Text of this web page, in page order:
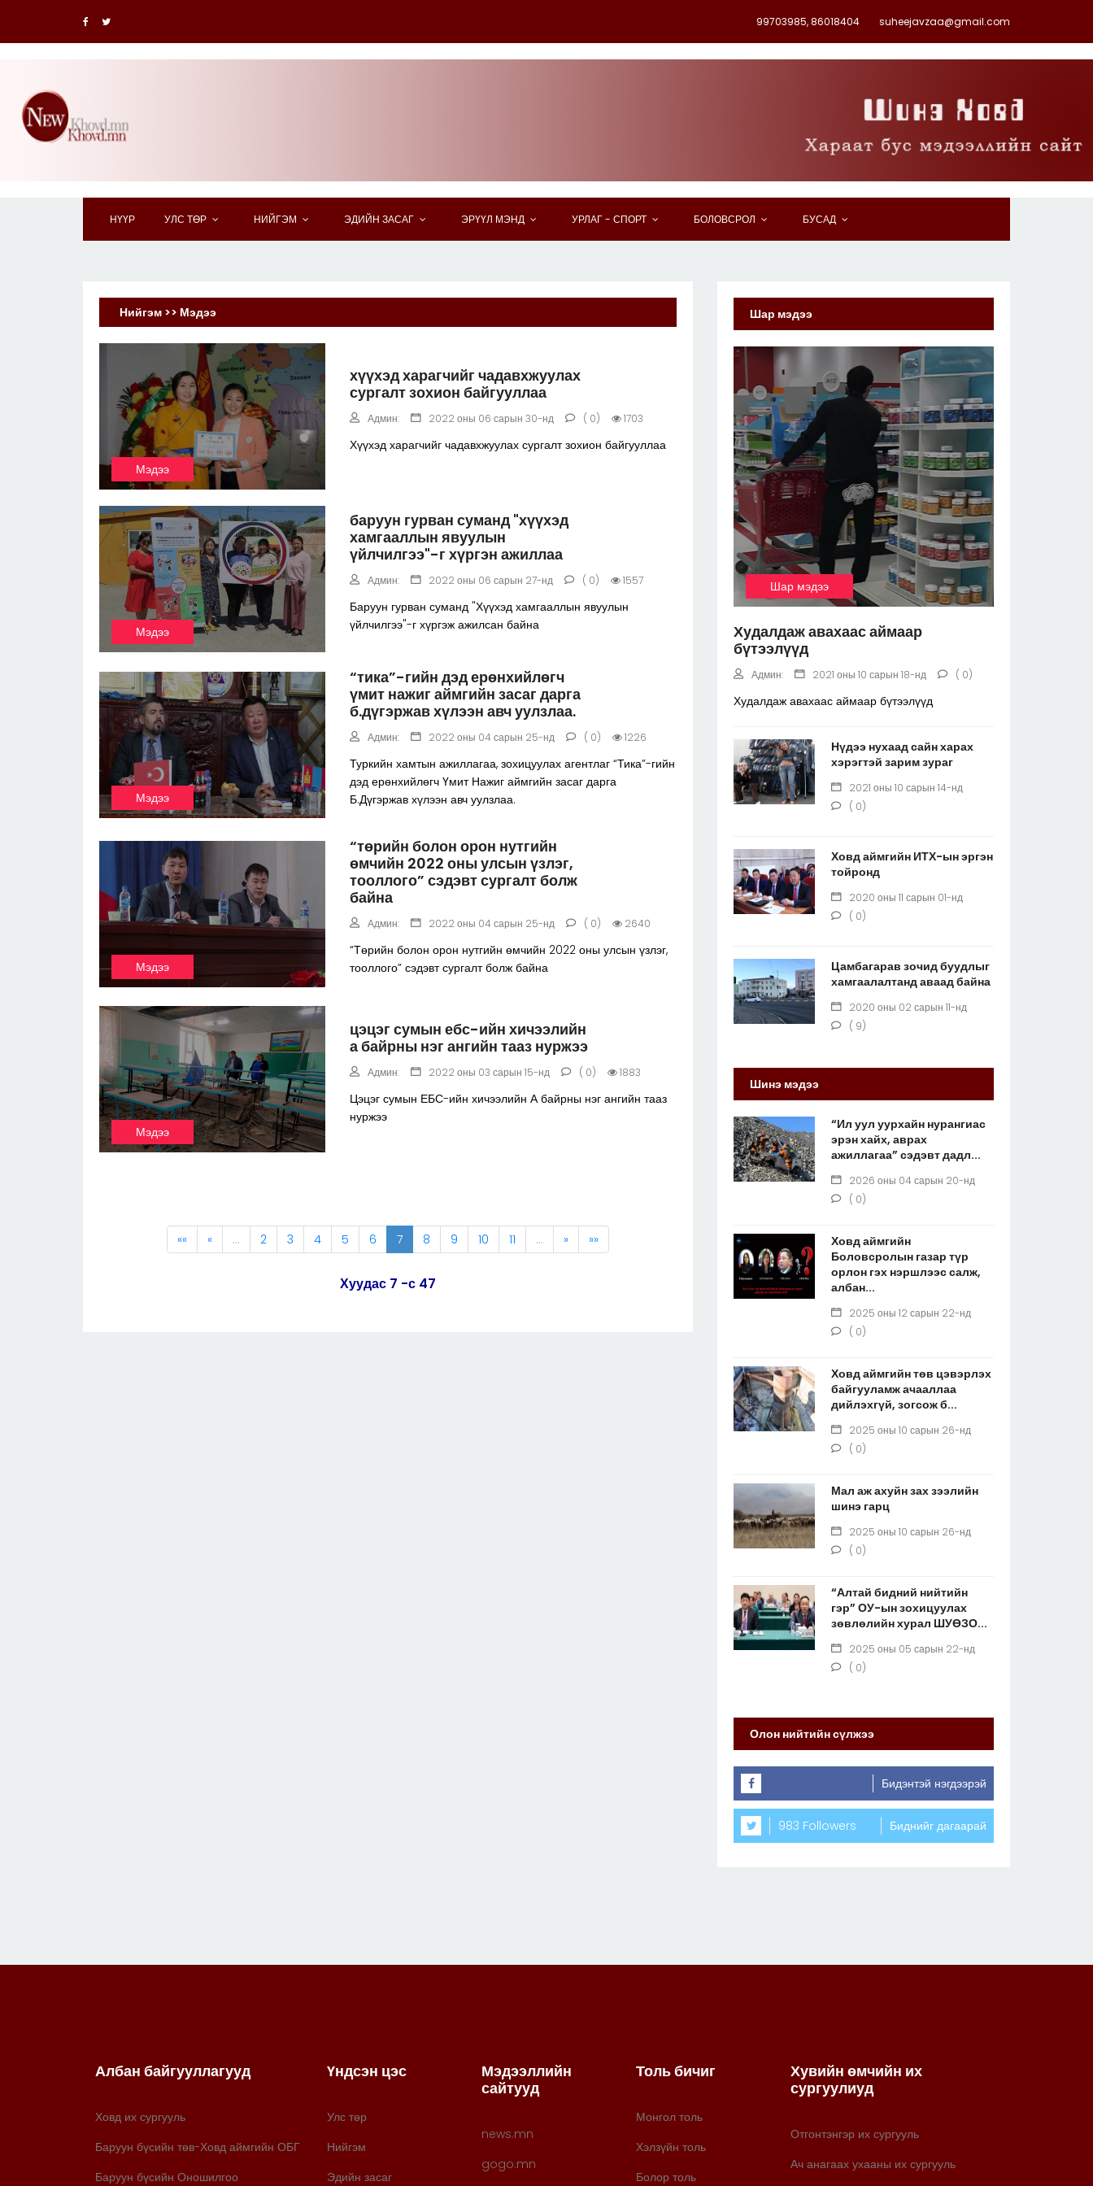
99703985, 86018404 suheejavzaa@gmail.com
НҮҮР УЛС ТӨР НИЙГЭМ ЭДИЙН ЗАСАГ ЭРҮҮЛ МЭНД УРЛАГ - СПОРТ БОЛОВСРОЛ БУСАД
Нийгэм >> Мэдээ
Мэдээ
хүүхэд харагчийг чадавхжуулах
сургалт зохион байгууллаа
Админ: 2022 оны 06 сарын 30-нд ( 0) 1703
Хүүхэд харагчийг чадавхжуулах сургалт зохион байгууллаа
Мэдээ
баруун гурван суманд "хүүхэд
хамгааллын явуулын
үйлчилгээ"-г хүргэн ажиллаа
Админ: 2022 оны 06 сарын 27-нд ( 0) 1557
Баруун гурван суманд "Хүүхэд хамгааллын явуулын
үйлчилгээ"-г хүргэж ажилсан байна
Мэдээ
“тика”-гийн дэд ерөнхийлөгч
үмит нажиг аймгийн засаг дарга
б.дүгэржав хүлээн авч уулзлаа.
Админ: 2022 оны 04 сарын 25-нд ( 0) 1226
Туркийн хамтын ажиллагаа, зохицуулах агентлаг “Тика”-гийн
дэд ерөнхийлөгч Үмит Нажиг аймгийн засаг дарга
Б.Дүгэржав хүлээн авч уулзлаа.
Мэдээ
“төрийн болон орон нутгийн
өмчийн 2022 оны улсын үзлэг,
тооллого” сэдэвт сургалт болж
байна
Админ: 2022 оны 04 сарын 25-нд ( 0) 2640
“Төрийн болон орон нутгийн өмчийн 2022 оны улсын үзлэг,
тооллого” сэдэвт сургалт болж байна
Мэдээ
цэцэг сумын ебс-ийн хичээлийн
а байрны нэг ангийн тааз нуржээ
Админ: 2022 оны 03 сарын 15-нд ( 0) 1883
Цэцэг сумын ЕБС-ийн хичээлийн А байрны нэг ангийн тааз
нуржээ
«« « … 2 3 4 5 6 7 8 9 10 11 … » »»
Хуудас 7 -с 47
Шар мэдээ
Шар мэдээ
Худалдаж авахаас аймаар
бүтээлүүд
Админ: 2021 оны 10 сарын 18-нд ( 0)
Худалдаж авахаас аймаар бүтээлүүд
Нүдээ нухаад сайн харах
хэрэгтэй зарим зураг
2021 оны 10 сарын 14-нд
( 0)
Ховд аймгийн ИТХ-ын эргэн
тойронд
2020 оны 11 сарын 01-нд
( 0)
Цамбагарав зочид буудлыг
хамгаалалтанд аваад байна
2020 оны 02 сарын 11-нд
( 9)
Шинэ мэдээ
“Ил уул уурхайн нурангиас
эрэн хайх, аврах
ажиллагаа” сэдэвт дадл...
2026 оны 04 сарын 20-нд
( 0)
Ховд аймгийн
Боловсролын газар түр
орлон гэх нэршлээс салж,
албан...
2025 оны 12 сарын 22-нд
( 0)
Ховд аймгийн төв цэвэрлэх
байгууламж ачааллаа
дийлэхгүй, зогсож б...
2025 оны 10 сарын 26-нд
( 0)
Мал аж ахуйн зах зээлийн
шинэ гарц
2025 оны 10 сарын 26-нд
( 0)
“Алтай бидний нийтийн
гэр” ОУ-ын зохицуулах
зөвлөлийн хурал ШУӨЗО...
2025 оны 05 сарын 22-нд
( 0)
Олон нийтийн сүлжээ
Бидэнтэй нэгдээрэй
983 Followers Биднийг дагаарай
Албан байгууллагууд
Ховд их сургууль
Баруун бүсийн төв-Ховд аймгийн ОБГ
Баруун бүсийн Оношилгоо
Үндсэн цэс
Улс төр
Нийгэм
Эдийн засаг
Мэдээллийн
сайтууд
news.mn
gogo.mn
Толь бичиг
Монгол толь
Хэлзүйн толь
Болор толь
Хувийн өмчийн их
сургуулиуд
Отгонтэнгэр их сургууль
Ач анагаах ухааны их сургууль